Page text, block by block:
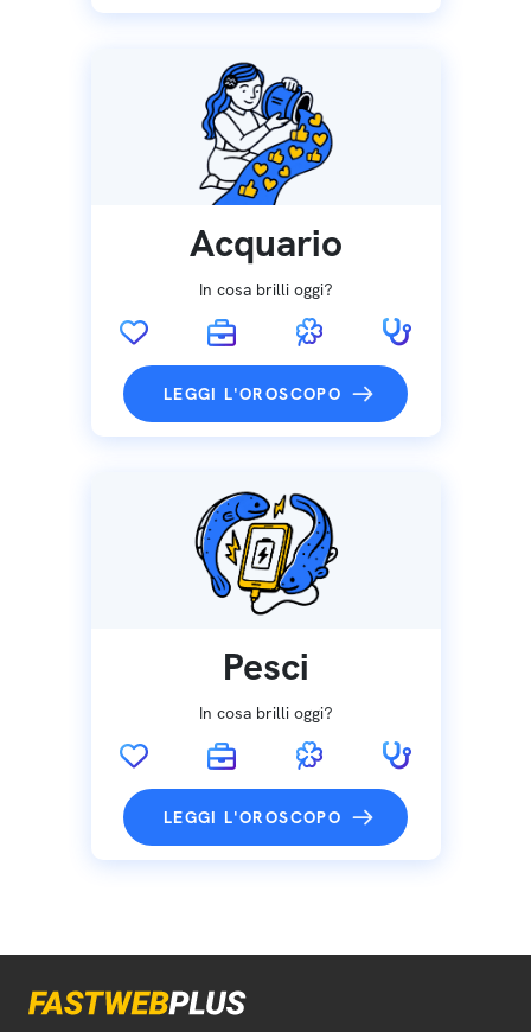
Acquario
In cosa brilli oggi?
LEGGI L'OROSCOPO
Pesci
In cosa brilli oggi?
LEGGI L'OROSCOPO